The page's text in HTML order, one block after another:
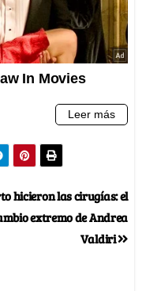
hicieron las cirugías: el
extremo de Andrea
Valdiri